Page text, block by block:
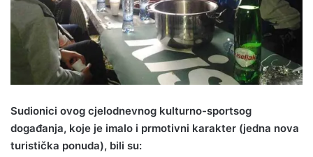
Sudionici ovog cjelodnevnog kulturno-sportsog
događanja, koje je imalo i prmotivni karakter (jedna nova
turistička ponuda), bili su: